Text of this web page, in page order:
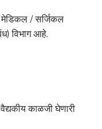
मेडिकल / सर्जिकल
विभाग आहे.
काळजी घेणारी